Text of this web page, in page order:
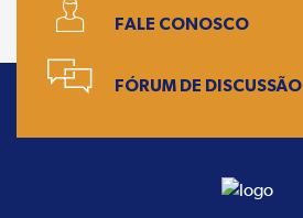
FALE CONOSCO
FÓRUM DE DISCUSSÃO